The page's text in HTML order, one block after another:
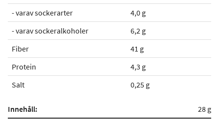
- varav sockerarter
4,0 g
- varav sockeralkoholer
6,2 g
Fiber
41 g
Protein
4,3 g
Salt
0,25 g
Innehåll: 28 g